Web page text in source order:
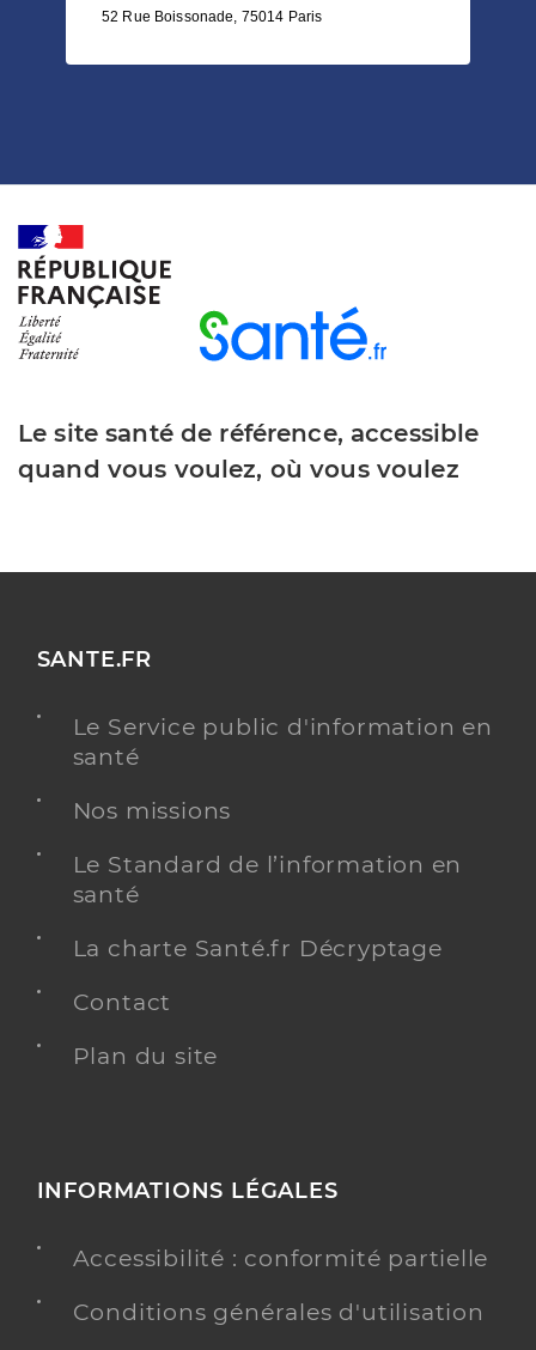
52 Rue Boissonade, 75014 Paris
Le site santé de référence, accessible
quand vous voulez, où vous voulez
SANTE.FR
Le Service public d'information en
santé
Nos missions
Le Standard de l’information en
santé
La charte Santé.fr Décryptage
Contact
Plan du site
INFORMATIONS LÉGALES
Accessibilité : conformité partielle
Conditions générales d'utilisation